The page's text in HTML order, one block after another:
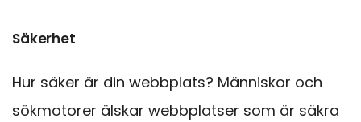
Säkerhet
Hur säker är din webbplats? Människor och
sökmotorer älskar webbplatser som är säkra